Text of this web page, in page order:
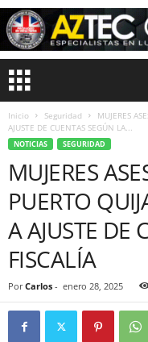
Inicio Seguridad
MUJERES
AJUSTE DE CUENTAS SEGÚN LA...
NOTICIAS SEGURIDAD
MUJERES
PUERTO
A AJUSTE DE
FISCALÍA
Por Carlos - enero 28, 2025